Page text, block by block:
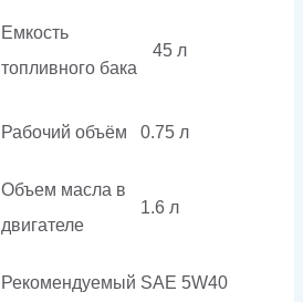
Емкость
топливного бака
45 л
Рабочий объём 0.75 л
Объем масла в
двигателе
1.6 л
Рекомендуемый SAE 5W40